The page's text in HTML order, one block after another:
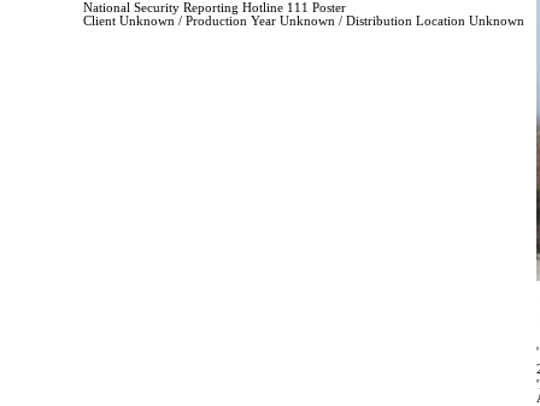
National Security Reporting Hotline 111 Poster
Client Unknown / Production Year Unknown / Distribution Location Unknown